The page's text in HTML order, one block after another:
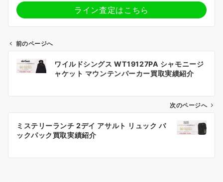
ライン査定はこちら
ビ
ン
前のページへ
ワイルドシングス WT19127PA シャモニージ
ャケット マウンテンパーカー買取実績紹介
次のページへ
ミステリーランチ 2デイ アサルト リュック バ
ックパック買取実績紹介